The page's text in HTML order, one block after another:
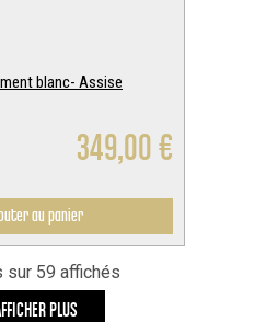
blanc- Assise
349,00 €
au panier
sur 59 affichés
PLUS